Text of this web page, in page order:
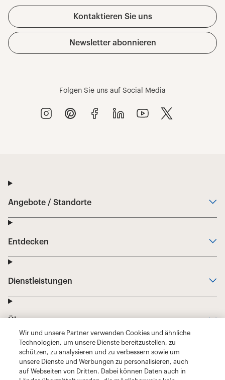
Wir und unsere Partner verwenden Cookies und ähnliche
Technologien, um unsere Dienste bereitzustellen, zu
schützen, zu analysieren und zu verbessern sowie um
unsere Dienste und Werbungen zu personalisieren, auch
auf Webseiten von Dritten. Dabei können Daten auch in